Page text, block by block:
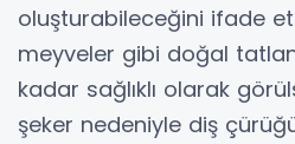
oluşturabileceğini ifade
meyveler gibi doğal
kadar sağlıklı olarak
şeker nedeniyle diş